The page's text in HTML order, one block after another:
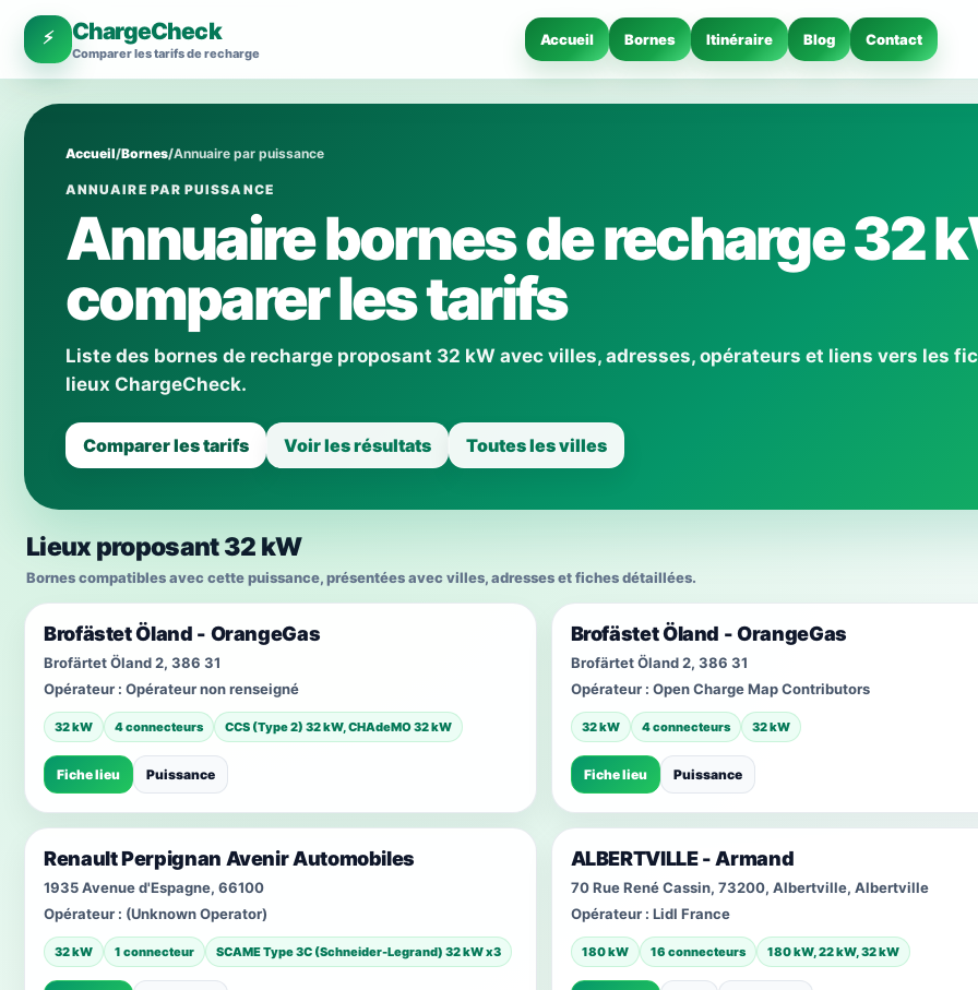
⚡ ChargeCheck
Comparer les tarifs de recharge
Accueil Bornes Itinéraire Blog Contact
Accueil/Bornes/Annuaire par puissance
ANNUAIRE PAR PUISSANCE
Annuaire bornes de recharge 32
comparer les tarifs
Liste des bornes de recharge proposant 32 kW avec villes, adresses, opérateurs et liens vers les
lieux ChargeCheck.
Comparer les tarifs Voir les résultats Toutes les villes
Lieux proposant 32 kW
Bornes compatibles avec cette puissance, présentées avec villes, adresses et fiches détaillées.
Brofästet Öland - OrangeGas
Brofärtet Öland 2, 386 31
Opérateur : Opérateur non renseigné
32 kW 4 connecteurs CCS (Type 2) 32 kW, CHAdeMO 32 kW
Fiche lieu Puissance
Brofästet Öland - OrangeGas
Brofärtet Öland 2, 386 31
Opérateur : Open Charge Map Contributors
32 kW 4 connecteurs 32 kW
Fiche lieu Puissance
Renault Perpignan Avenir Automobiles
1935 Avenue d'Espagne, 66100
Opérateur : (Unknown Operator)
32 kW 1 connecteur SCAME Type 3C (Schneider-Legrand) 32 kW x3
ALBERTVILLE - Armand
70 Rue René Cassin, 73200, Albertville, Albertville
Opérateur : Lidl France
180 kW 16 connecteurs 180 kW, 22 kW, 32 kW